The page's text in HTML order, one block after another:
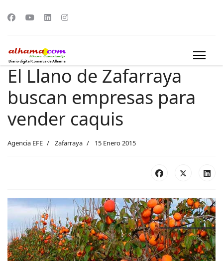
El Llano de Zafarraya
buscan empresas para
vender caquis
Agencia EFE Zafarraya 15 Enero 2015